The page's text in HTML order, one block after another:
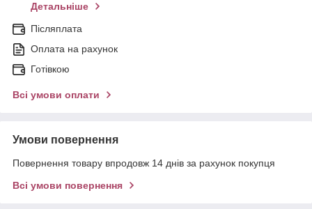
Детальніше
Післяплата
Оплата на рахунок
Готівкою
Всі умови оплати
Умови повернення
Повернення товару впродовж 14 днів за рахунок покупця
Всі умови повернення